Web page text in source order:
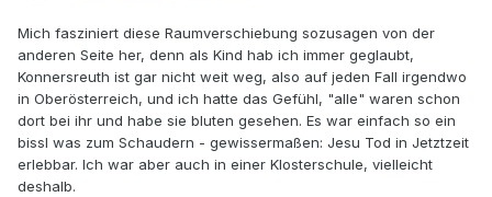
Mich fasziniert diese Raumverschiebung sozusagen von der
anderen Seite her, denn als Kind hab ich immer geglaubt,
Konnersreuth ist gar nicht weit weg, also auf jeden Fall irgendwo
in Oberösterreich, und ich hatte das Gefühl, "alle" waren schon
dort bei ihr und habe sie bluten gesehen. Es war einfach so ein
bissl was zum Schaudern - gewissermaßen: Jesu Tod in Jetztzeit
erlebbar. Ich war aber auch in einer Klosterschule, vielleicht
deshalb.